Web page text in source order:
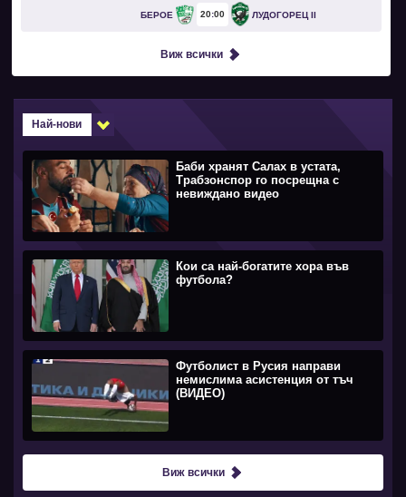
БЕРОЕ 20 00 ЛУДОГОРЕЦ II
Виж всички
Най-нови
Баби хранят Салах в устата,
Трабзонспор го посрещна с
невиждано видео
Кои са най-богатите хора във
футбола?
Футболист в Русия направи
немислима асистенция от тъч
(ВИДЕО)
Виж всички